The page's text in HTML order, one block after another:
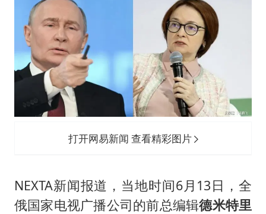
奋进开新局 实干挑大梁
打开网易新闻 查看精彩图片
NEXTA新闻报道，当地时间6月13日，全
俄国家电视广播公司的前总编辑德米特里